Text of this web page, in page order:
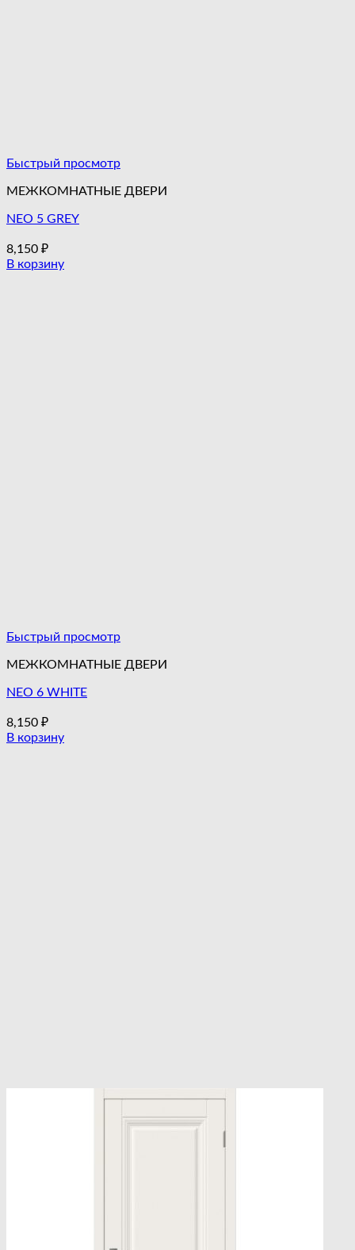
Быстрый просмотр
МЕЖКОМНАТНЫЕ ДВЕРИ
NEO 5 GREY
8,150 ₽
В корзину
Быстрый просмотр
МЕЖКОМНАТНЫЕ ДВЕРИ
NEO 6 WHITE
8,150 ₽
В корзину